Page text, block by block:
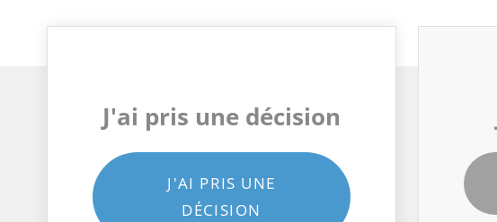
J'ai pris une décision
J'AI PRIS UNE
DÉCISION